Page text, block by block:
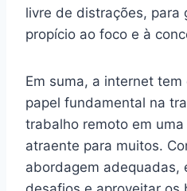
livre de distrações, para
propício ao foco e à
Em suma, a internet
papel fundamental na
trabalho remoto em
atraente para muitos.
abordagem adequadas,